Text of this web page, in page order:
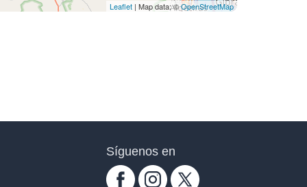
Leaflet | Map data: ©OpenStreetMap
Síguenos en